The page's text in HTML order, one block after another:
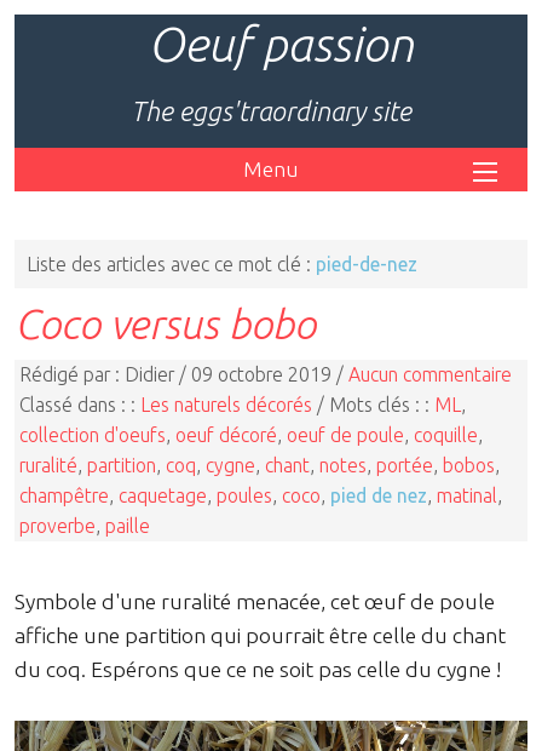
Oeuf passion
The eggs'traordinary site
Menu
Liste des articles avec ce mot clé : pied-de-nez
Coco versus bobo
Rédigé par : Didier / 09 octobre 2019 / Aucun commentaire
Classé dans : : Les naturels décorés / Mots clés : : ML
collection d'oeufs oeuf décoré oeuf de poule coquille
ruralité partition coq cygne chant notes portée bobos
champêtre caquetage poules coco pied de nez matinal
proverbe paille
Symbole d'une ruralité menacée, cet œuf de poule
affiche une partition qui pourrait être celle du chant
du coq. Espérons que ce ne soit pas celle du cygne !